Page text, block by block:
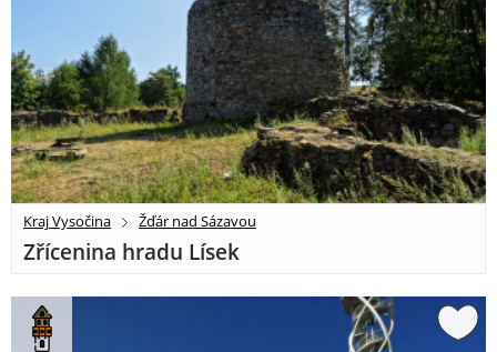
Kraj Vysočina Žďár nad Sázavou
Zřícenina hradu Lísek